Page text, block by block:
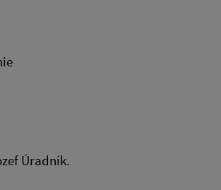
Úradník.